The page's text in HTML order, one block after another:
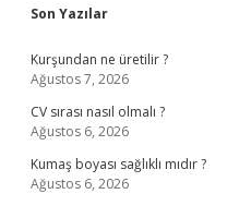
Sidebar
Son Yazılar
Kurşundan ne üretilir ?
Ağustos 7, 2026
CV sırası nasıl olmalı ?
Ağustos 6, 2026
Kumaş boyası sağlıklı mıdır ?
Ağustos 6, 2026